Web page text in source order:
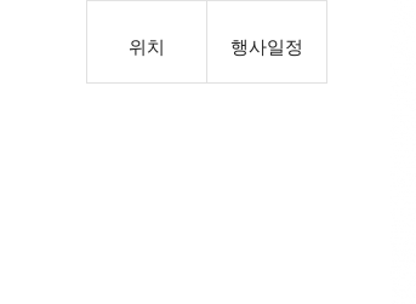
위치 행사일정